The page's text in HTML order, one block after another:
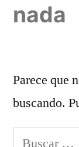
nada
Parece que
buscando.
Buscar: